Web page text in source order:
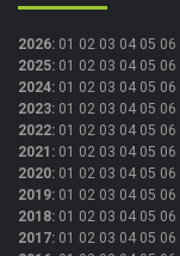
2026: 01 02 03 04 05 06
2025: 01 02 03 04 05 06
2024: 01 02 03 04 05 06
2023: 01 02 03 04 05 06
2022: 01 02 03 04 05 06
2021 : 01 02 03 04 05 06
2020: 01 02 03 04 05 06
2019: 01 02 03 04 05 06
2018: 01 02 03 04 05 06
2017: 01 02 03 04 05 06